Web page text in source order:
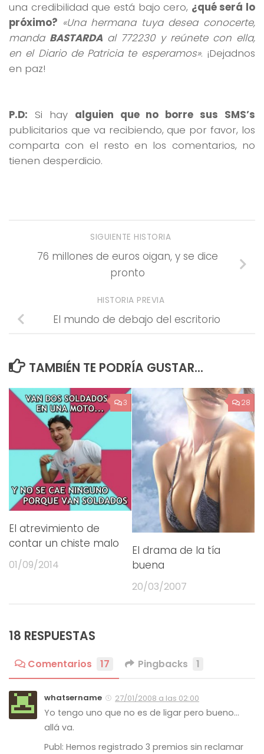
una credibilidad que está bajo cero, ¿qué será lo
próximo? «Una hermana tuya desea conocerte,
manda BASTARDA al 772230 y reúnete con ella,
en el Diario de Patricia te esperamos». ¡Dejadnos
en paz!
P.D: Si hay alguien que no borre sus SMS’s
publicitarios que va recibiendo, que por favor, los
comparta con el resto en los comentarios, no
tienen desperdicio.
SIGUIENTE HISTORIA
76 millones de euros oigan, y se dice
pronto
HISTORIA PREVIA
El mundo de debajo del escritorio
TAMBIÉN TE PODRÍA GUSTAR...
3
El atrevimiento de
contar un chiste malo
01/09/2014
28
El drama de la tía
buena
20/03/2007
18 RESPUESTAS
Comentarios 17 Pingbacks 1
whatsername 27/01/2008 a las 02:00
Yo tengo uno que no es de ligar pero bueno…
allá va.
Publ: Hemos registrado 3 premios sin reclamar